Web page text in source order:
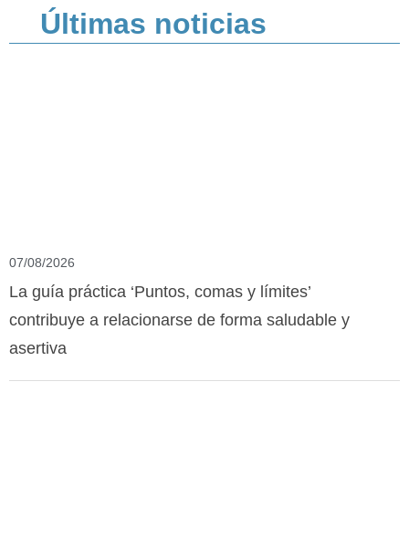
Últimas noticias
07/08/2026
La guía práctica ‘Puntos, comas y límites’
contribuye a relacionarse de forma saludable y
asertiva